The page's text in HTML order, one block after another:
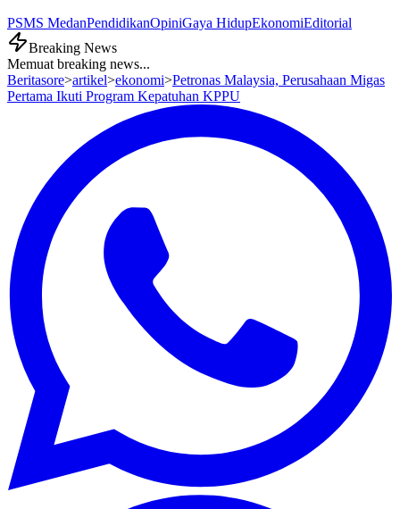
PSMS MedanPendidikanOpiniGaya HidupEkonomiEditorial
Breaking News
Memuat breaking news...
Beritasore>artikel>ekonomi>Petronas Malaysia, Perusahaan Migas
Pertama Ikuti Program Kepatuhan KPPU